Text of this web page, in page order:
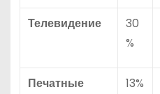
Телевидение
30
%
Печатные
13%